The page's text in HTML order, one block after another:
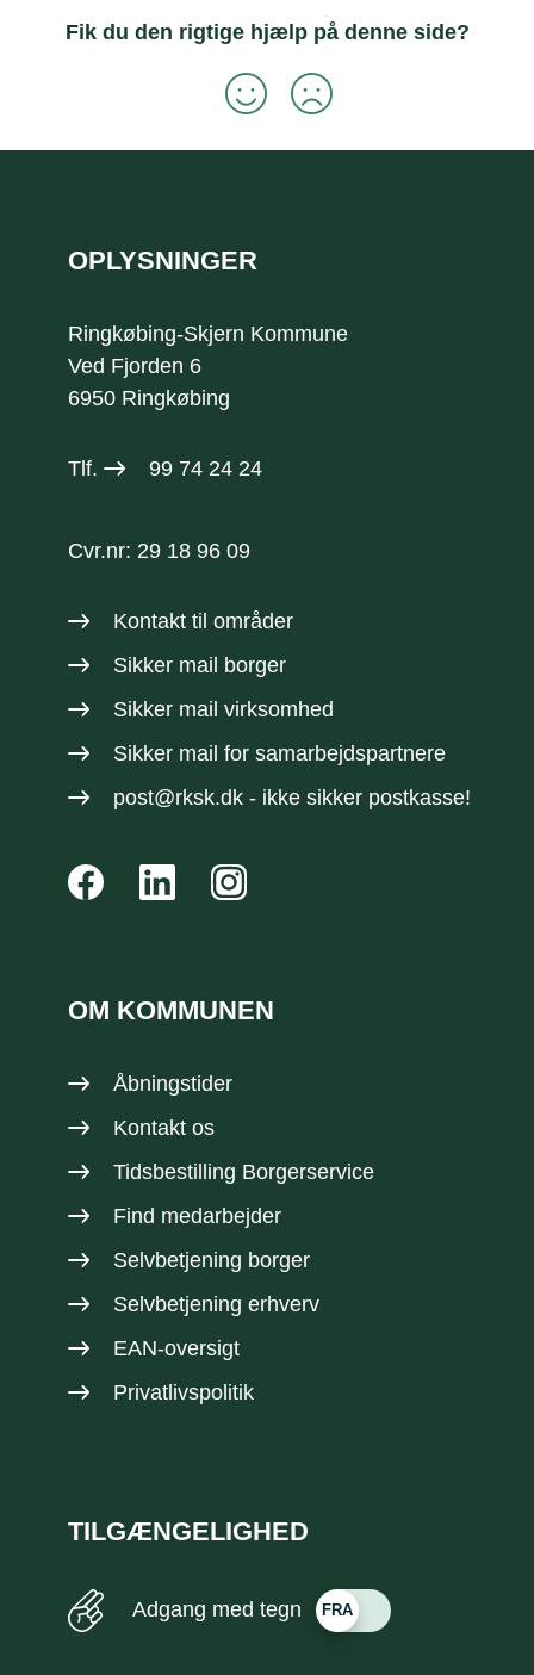
Fik du den rigtige hjælp på denne side?
OPLYSNINGER
Ringkøbing-Skjern Kommune
Ved Fjorden 6
6950 Ringkøbing
Tlf. 99 74 24 24
Cvr.nr: 29 18 96 09
Kontakt til områder
Sikker mail borger
Sikker mail virksomhed
Sikker mail for samarbejdspartnere
post@rksk.dk- ikke sikker postkasse!
OM KOMMUNEN
Åbningstider
Kontakt os
Tidsbestilling Borgerservice
Find medarbejder
Selvbetjening borger
Selvbetjening erhverv
EAN-oversigt
Privatlivspolitik
TILGÆNGELIGHED
Adgang med tegn